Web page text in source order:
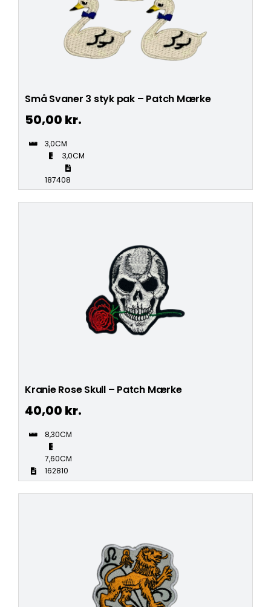
Små Svaner 3 styk pak – Patch Mærke
50,00 kr.
3,0CM
3,0CM
187408
Kranie Rose Skull – Patch Mærke
40,00 kr.
8,30CM
7,60CM
162810